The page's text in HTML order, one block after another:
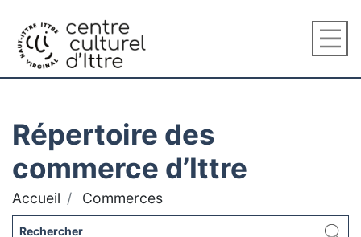
Répertoire des
commerce d’Ittre
Accueil Commerces